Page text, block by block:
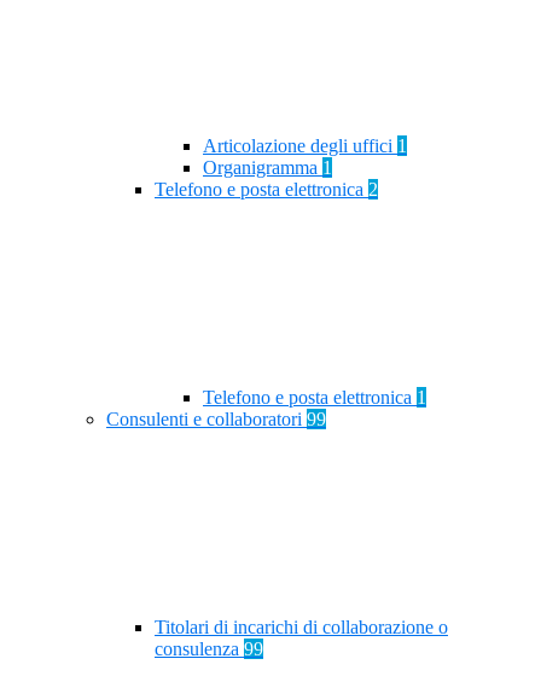
Articolazione degli uffici 1
Organigramma 1
Telefono e posta elettronica 2
Telefono e posta elettronica 1
Consulenti e collaboratori 99
Titolari di incarichi di collaborazione o
consulenza 99